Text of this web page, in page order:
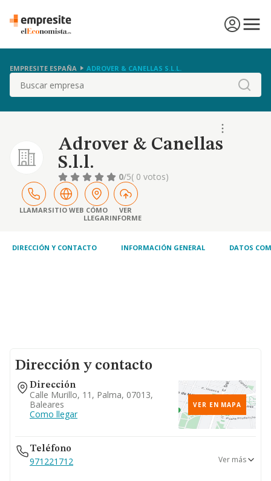
EMPRESITE ESPAÑA ADROVER & CANELLAS S.L.L.
Buscar
Adrover & Canellas
S.l.l.
0/5( 0 votos)
LLAMARSITIO WEB CÓMO
LLEGAR
VER
INFORME
DIRECCIÓN Y CONTACTO INFORMACIÓN GENERAL DATOS
Dirección y contacto
Dirección
Calle Murillo, 11, Palma, 07013,
Baleares
Como llegar
VER EN MAPA
Teléfono
971221712 Ver más